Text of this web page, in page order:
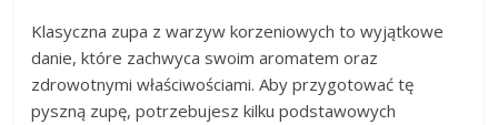
Klasyczna zupa z warzyw korzeniowych to wyjątkowe
danie, które zachwyca swoim aromatem oraz
zdrowotnymi właściwościami. Aby przygotować tę
pyszną zupę, potrzebujesz kilku podstawowych